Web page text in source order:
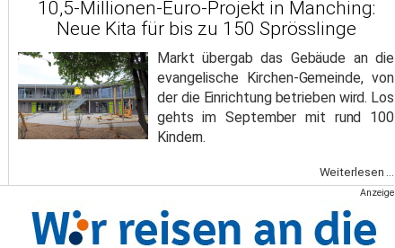
10,5-Millionen-Euro-Projekt in Manching:
Neue Kita für bis zu 150 Sprösslinge
Markt übergab das Gebäude an die
evangelische Kirchen-Gemeinde, von
der die Einrichtung betrieben wird. Los
gehts im September mit rund 100
Kindern.
Weiterlesen ...
Anzeige